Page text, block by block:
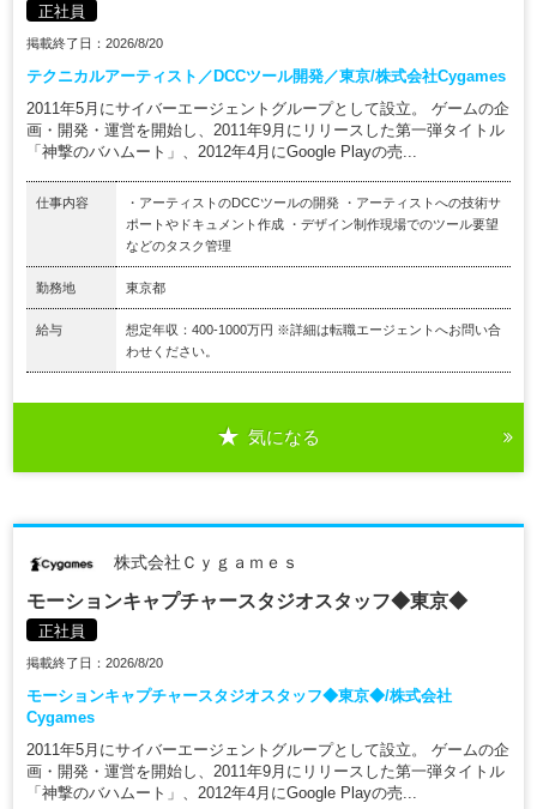
正社員
掲載終了日：2026/8/20
テクニカルアーティスト／DCCツール開発／東京/株式会社Cygames
2011年5月にサイバーエージェントグループとして設立。 ゲームの企
画・開発・運営を開始し、2011年9月にリリースした第一弾タイトル
「神撃のバハムート」、2012年4月にGoogle Playの売...
仕事内容
・アーティストのDCCツールの開発 ・アーティストへの技術サ
ポートやドキュメント作成 ・デザイン制作現場でのツール要望
などのタスク管理
勤務地 東京都
給与
想定年収：400-1000万円 ※詳細は転職エージェントへお問い合
わせください。
気になる
株式会社Ｃｙｇａｍｅｓ
モーションキャプチャースタジオスタッフ◆東京◆
正社員
掲載終了日：2026/8/20
モーションキャプチャースタジオスタッフ◆東京◆/株式会社
Cygames
2011年5月にサイバーエージェントグループとして設立。 ゲームの企
画・開発・運営を開始し、2011年9月にリリースした第一弾タイトル
「神撃のバハムート」、2012年4月にGoogle Playの売...